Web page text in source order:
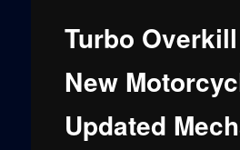
Turbo
New
Updated